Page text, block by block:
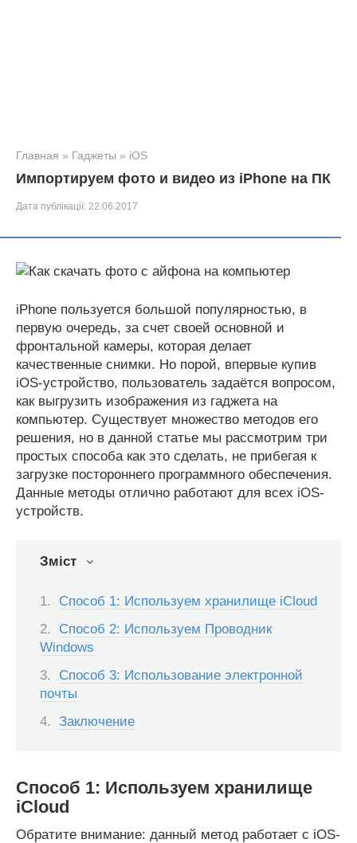
Главная » Гаджеты » iOS
Импортируем фото и видео из iPhone на ПК
Дата публікації: 22.06.2017
iPhone пользуется большой популярностью, в
первую очередь, за счет своей основной и
фронтальной камеры, которая делает
качественные снимки. Но порой, впервые купив
iOS-устройство, пользователь задаётся вопросом,
как выгрузить изображения из гаджета на
компьютер. Существует множество методов его
решения, но в данной статье мы рассмотрим три
простых способа как это сделать, не прибегая к
загрузке постороннего программного обеспечения.
Данные методы отлично работают для всех iOS-
устройств.
Зміст
Способ 1: Используем хранилище iCloud
Способ 2: Используем Проводник
Windows
Способ 3: Использование электронной
почты
Заключение
Способ 1: Используем хранилище
iCloud
Обратите внимание: данный метод работает с iOS-